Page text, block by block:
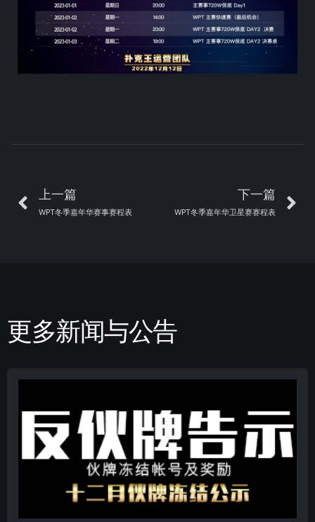
上一篇
WPT冬季嘉年华赛事赛程表
下一篇
WPT冬季嘉年华卫星赛赛程表
更多新闻与公告